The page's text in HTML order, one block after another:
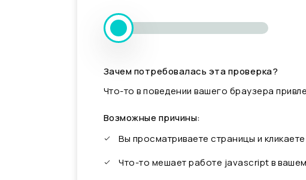
Зачем потребовалась эта проверка?
Что-то в поведении вашего браузера
Возможные причины:
Вы просматриваете страницы и
Что-то мешает работе javascript в